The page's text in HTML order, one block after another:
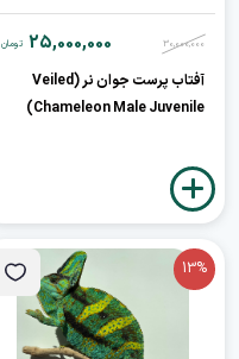
30,000,000
25,000,000 تومان
آفتاب پرست جوان نر (Veiled
Chameleon Male Juvenile)
13%